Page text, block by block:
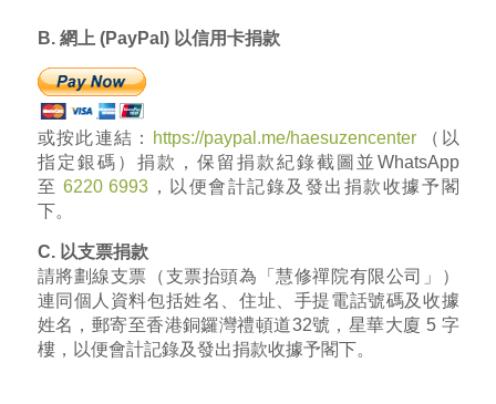
B. 網上 (PayPal) 以信用卡捐款
或按此連結： https://paypal.me/haesuzencenter（以
指定銀碼） 捐款，保留捐款紀錄截圖並 WhatsApp
至 6220 6993 ，以便會計記錄及發出捐款收據予閣
下。
C. 以支票捐款
請將劃線支票（支票抬頭為「慧修禪院有限公司」）
連同個人資料包括姓名、住址、手提電話號碼及收據
姓名，郵寄至香港銅鑼灣禮頓道32號，星華大廈 5 字
樓，以便會計記錄及發出捐款收據予閣下。